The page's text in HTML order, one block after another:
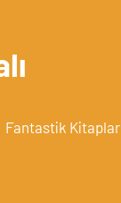
Fantastik Kitaplar